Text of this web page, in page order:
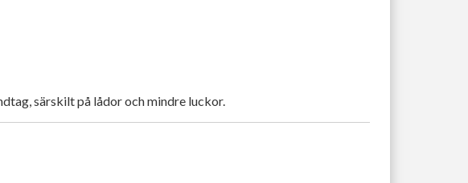
särskilt på lådor och mindre luckor.